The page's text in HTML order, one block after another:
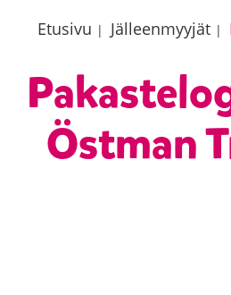
Etusivu | Jälleenmyyjät |
Östman